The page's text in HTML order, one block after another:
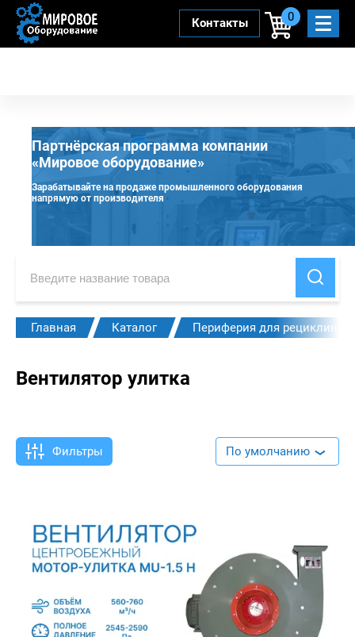
Контакты 0
Партнёрская программа компании
«Мировое оборудование»
Зарабатывайте на продаже промышленного оборудования
напрямую от производителя
Главная Каталог Периферия для рециклинга
Вентилятор улитка
Фильтры По умолчанию